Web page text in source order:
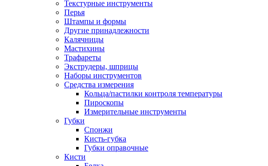
Текстурные инструменты
Перья
Штампы и формы
Другие принадлежности
Калячницы
Мастихины
Трафареты
Экструдеры, шприцы
Наборы инструментов
Средства измерения
Кольца/пастилки контроля температуры
Пироскопы
Измерительные инструменты
Губки
Спонжи
Кисть-губка
Губки оправочные
Кисти